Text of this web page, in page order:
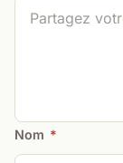
Nom *